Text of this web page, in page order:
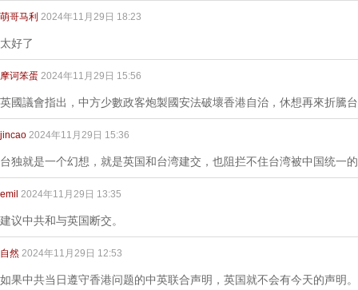
萌哥马利 2024年11月29日 18:23
太好了
摩诃笨蛋 2024年11月29日 15:56
英國議會指出，中方少數政客炮製國安法破壞香港自治，休想再來折騰
jincao 2024年11月29日 15:36
台独就是一个幻想，就是英国和台湾建交，也阻拦不住台湾被中国统一
emil 2024年11月29日 13:35
建议中共和与英国断交。
自然 2024年11月29日 12:53
如果中共当日遵守香港问题的中英联合声明，英国就不会有今天的声明。